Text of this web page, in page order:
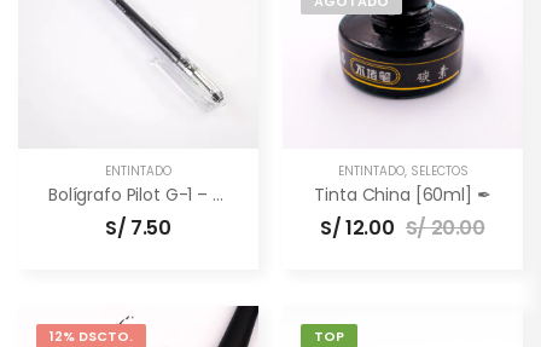
ENTINTADO
Bolígrafo Pilot G-1 – Negro
S/ 7.50
ENTINTADO, SELECTOS
Tinta China [60ml] ✒
S/12.00 S/20.00
12% DSCTO.
TOP